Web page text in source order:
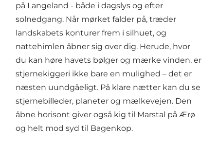
på Langeland - både i dagslys og efter
solnedgang. Når mørket falder på, træder
landskabets konturer frem i silhuet, og
nattehimlen åbner sig over dig. Herude, hvor
du kan høre havets bølger og mærke vinden, er
stjernekiggeri ikke bare en mulighed – det er
næsten uundgåeligt. På klare nætter kan du se
stjernebilleder, planeter og mælkevejen. Den
åbne horisont giver også kig til Marstal på Ærø
og helt mod syd til Bagenkop.